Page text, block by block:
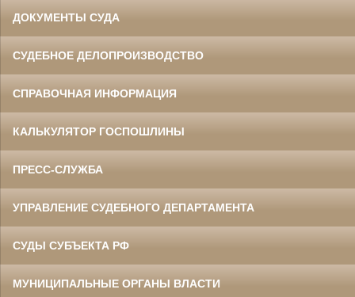
ДОКУМЕНТЫ СУДА
СУДЕБНОЕ ДЕЛОПРОИЗВОДСТВО
СПРАВОЧНАЯ ИНФОРМАЦИЯ
КАЛЬКУЛЯТОР ГОСПОШЛИНЫ
ПРЕСС-СЛУЖБА
УПРАВЛЕНИЕ СУДЕБНОГО ДЕПАРТАМЕНТА
СУДЫ СУБЪЕКТА РФ
МУНИЦИПАЛЬНЫЕ ОРГАНЫ ВЛАСТИ